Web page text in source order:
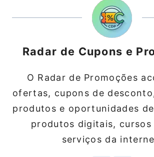
Radar de Cupons e
O Radar de Promoções
ofertas, cupons de
produtos e oportunidades
produtos digitais, cursos
serviços da